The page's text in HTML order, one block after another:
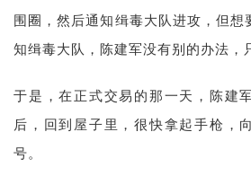
围圈，然后通知缉毒大队进攻，但想
知缉毒大队，陈建军没有别的办法，
于是，在正式交易的那一天，陈建
后，回到屋子里，很快拿起手枪，
号。